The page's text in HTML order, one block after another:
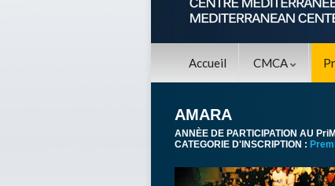
Accueil CMCA
AMARA
ANNÈE DE PARTICIPATION AU
CATEGORIE D'INSCRIPTION :